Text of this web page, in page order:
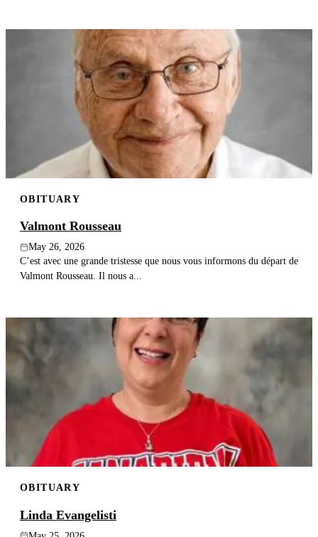
OBITUARY
Valmont Rousseau
May 26, 2026
C’est avec une grande tristesse que nous vous informons du départ de
Valmont Rousseau. Il nous a...
OBITUARY
Linda Evangelisti